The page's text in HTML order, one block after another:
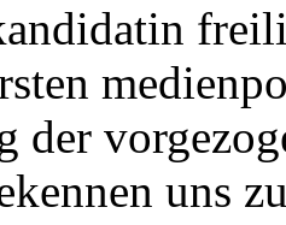
der
uns